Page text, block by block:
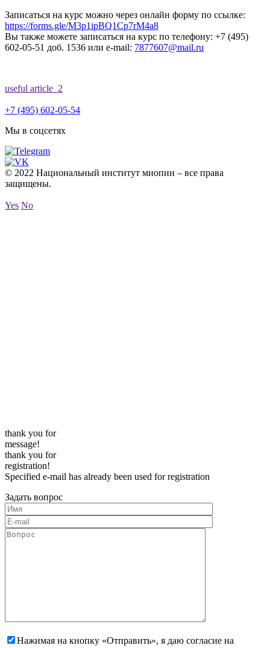
Записаться на курс можно через онлайн форму по ссылке:
https://forms.gle/M3p1ipBQ1Cp7rM4a8
Вы также можете записаться на курс по телефону: +7 (495)
602-05-51 доб. 1536 или e-mail: 7877607@mail.ru
useful article 2
+7 (495) 602-05-54
Мы в соцсетях
© 2022 Национальный институт миопии – все права
защищены.
Yes No
thank you for
message!
thank you for
registration!
Specified e-mail has already been used for registration
Задать вопрос
Нажимая на кнопку «Отправить», я даю согласие на